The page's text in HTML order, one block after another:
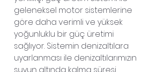
geleneksel motor sistemlerine
göre daha verimli ve yüksek
yoğunluklu bir güç üretimi
sağlıyor. Sistemin denizaltılara
uyarlanması ile denizaltılarımızın
suyun altında kalma süresi